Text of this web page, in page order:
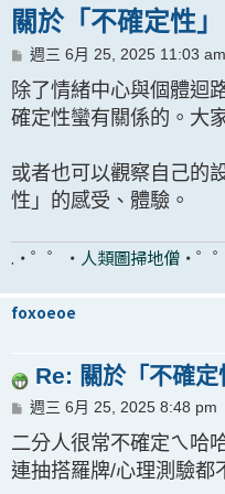
關於「不確定性」
文
週三 6月 25, 2025 11:03 am
除了情緒中心與個體迴
確定性蠻有關係的。大
或者也可以觀察自己的
性」的感受、體驗。
.・゜゜・ 人類圖掃地僧 ・゜
foxoeoe
Re: 關於「不確定
文
週三 6月 25, 2025 8:48 pm
二分人很常不確定ㄟ哈
連抽搭羅牌/心理測驗都